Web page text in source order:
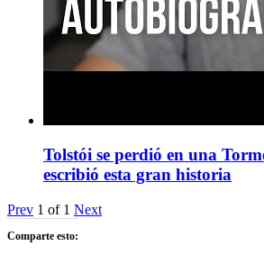
Tolstói se perdió en una
escribió esta gran historia
Prev 1 of 1 Next
Comparte esto: